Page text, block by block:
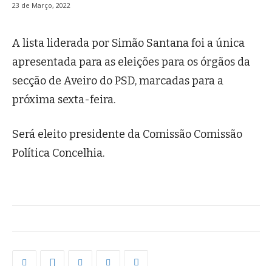
23 de Março, 2022
A lista liderada por Simão Santana foi a única
apresentada para as eleições para os órgãos da
secção de Aveiro do PSD, marcadas para a
próxima sexta-feira.
Será eleito presidente da Comissão Comissão
Política Concelhia.